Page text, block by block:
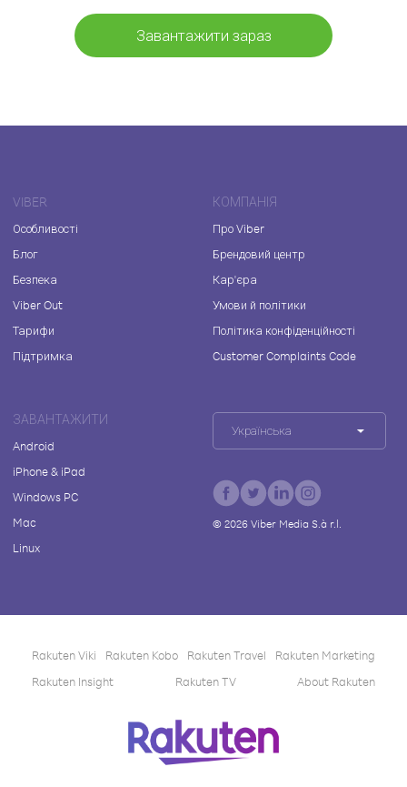
Завантажити зараз
VIBER
Особливості
Блог
Безпека
Viber Out
Тарифи
Підтримка
КОМПАНІЯ
Про Viber
Брендовий центр
Кар'єра
Умови й політики
Політика конфіденційності
Customer Complaints Code
ЗАВАНТАЖИТИ
Android
iPhone & iPad
Windows PC
Mac
Linux
Українська
© 2026Viber Media S.à r.l.
Rakuten Viki Rakuten Kobo Rakuten Travel
Rakuten Marketing
Rakuten Insight
Rakuten TV About Rakuten